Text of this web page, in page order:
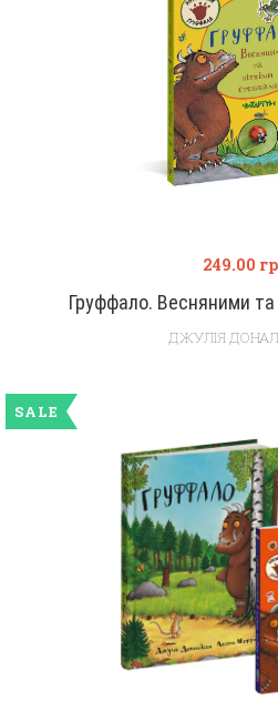
Груффало. Весняними та
249.00
ДЖУЛІЯ
SALE